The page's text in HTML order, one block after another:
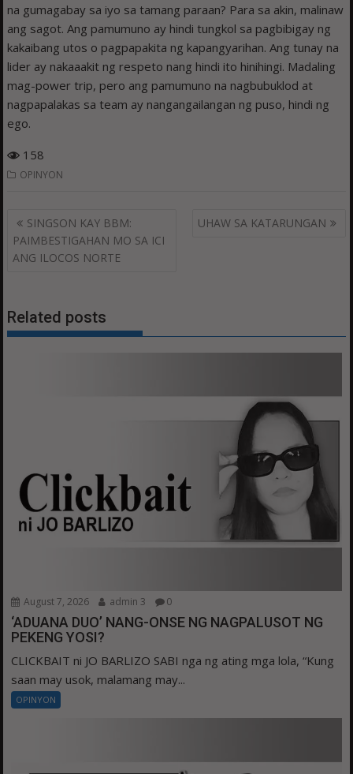
na gumagabay sa iyo sa tamang paraan? Para sa akin, malinaw
ang sagot. Ang pamumuno ay hindi tungkol sa pagbibigay ng
kakaibang utos o pagpapakita ng kapangyarihan. Ang tunay na
lider ay nakaaakit ng respeto nang hindi ito hinihingi. Madaling
mag-power trip, pero ang pamumuno na nagbubuklod at
nagpapalakas sa team ay nangangailangan ng puso, hindi ng
ego.
158
OPINYON
Post
navigation
SINGSON KAY BBM:
PAIMBESTIGAHAN MO SA ICI
ANG ILOCOS NORTE
UHAW SA KATARUNGAN
Related posts
August 7, 2026 admin 3 0
‘ADUANA DUO’ NANG-ONSE NG NAGPALUSOT NG
PEKENG YOSI?
CLICKBAIT ni JO BARLIZO SABI nga ng ating mga lola, “Kung
saan may usok, malamang may...
OPINYON